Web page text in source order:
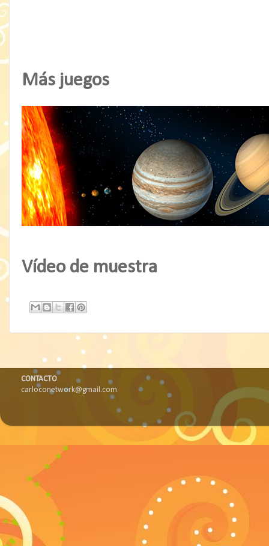
Más juegos
Vídeo de muestra
CONTACTO
carloconetwork@gmail.com